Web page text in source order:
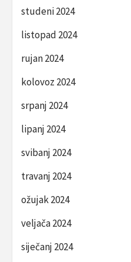
studeni 2024
listopad 2024
rujan 2024
kolovoz 2024
srpanj 2024
lipanj 2024
svibanj 2024
travanj 2024
ožujak 2024
veljača 2024
siječanj 2024